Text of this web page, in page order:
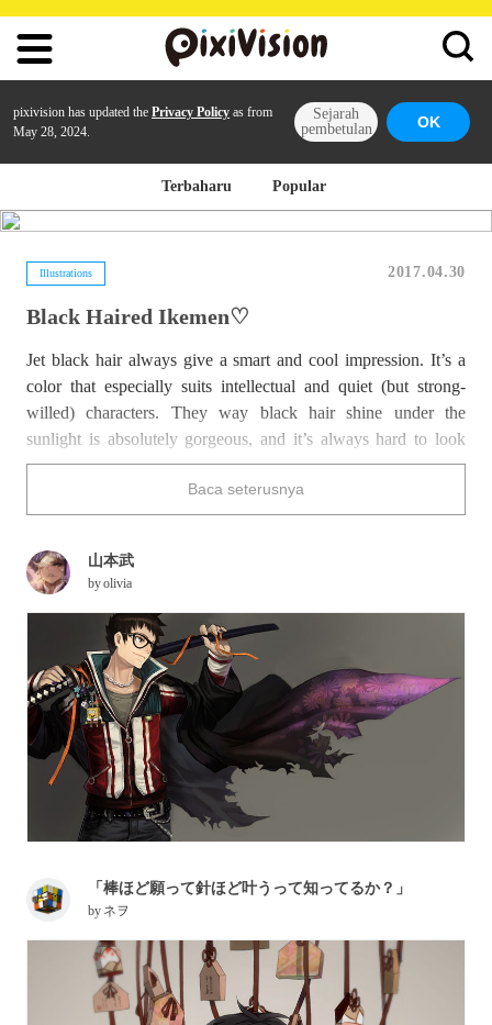
pixivision has updated the Privacy Policy as from
May 28, 2024.
Sejarah
pembetulan
OK
Terbaharu Popular
Illustrations 2017.04.30
Black Haired Ikemen♡
Jet black hair always give a smart and cool impression. It’s a
color that especially suits intellectual and quiet (but strong-
willed) characters. They way black hair shine under the
sunlight is absolutely gorgeous, and it’s always hard to look
away!
Today we collected a series of beautiful illustrations portraying
black haired ikemen characters. Enjoy!
Baca seterusnya
山本武
byolivia
「棒ほど願って針ほど叶うって知ってるか？」
by ネヲ